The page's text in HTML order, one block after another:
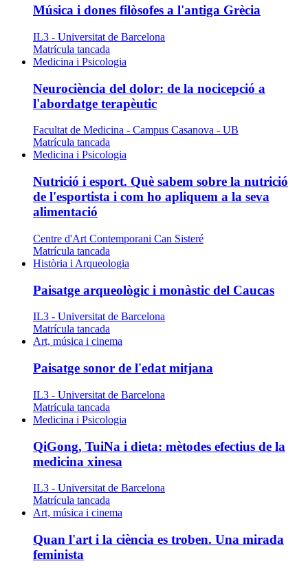
Música i dones filòsofes a l'antiga Grècia
IL3 - Universitat de Barcelona
Matrícula tancada
Medicina i Psicologia
Neurociència del dolor: de la nocicepció a
l'abordatge terapèutic
Facultat de Medicina - Campus Casanova - UB
Matrícula tancada
Medicina i Psicologia
Nutrició i esport. Què sabem sobre la nutrició
de l'esportista i com ho apliquem a la seva
alimentació
Centre d'Art Contemporani Can Sisteré
Matrícula tancada
Història i Arqueologia
Paisatge arqueològic i monàstic del Caucas
IL3 - Universitat de Barcelona
Matrícula tancada
Art, música i cinema
Paisatge sonor de l'edat mitjana
IL3 - Universitat de Barcelona
Matrícula tancada
Medicina i Psicologia
QiGong, TuiNa i dieta: mètodes efectius de la
medicina xinesa
IL3 - Universitat de Barcelona
Matrícula tancada
Art, música i cinema
Quan l'art i la ciència es troben. Una mirada
feminista